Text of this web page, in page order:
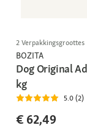
2 Verpakkingsgroottes
BOZITA
Dog Original
kg
5.0 (2)
€ 62,49